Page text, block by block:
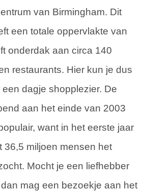
van Birmingham. Dit
een totale oppervlakte van
onderdak aan circa 140
restaurants. Hier kun je dus
dagje shopplezier. De
aan het einde van 2003
want in het eerste jaar
36,5 miljoen mensen het
Mocht je een liefhebber
mag een bezoekje aan het